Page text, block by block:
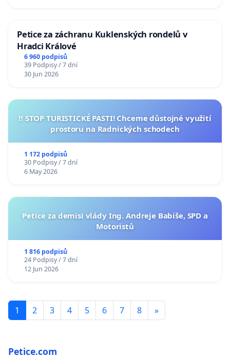
Petice za záchranu Kuklenských rondelů v
Hradci Králové
6 960 podpisů
39 Podpisy / 7 dní
30 Jun 2026
‼️ STOP TURISTICKÉ PASTI! Chceme důstojné využití
prostoru na Radnických schodech
1 172 podpisů
30 Podpisy / 7 dní
6 May 2026
Petice za demisi vlády Ing. Andreje Babiše, SPD a
Motoristů
1 816 podpisů
24 Podpisy / 7 dní
12 Jun 2026
1 2 3 4 5 6 7 8 »
Petice.com